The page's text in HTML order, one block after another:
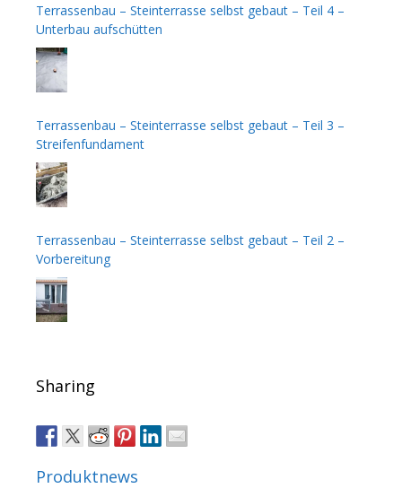
Terrassenbau – Steinterrasse selbst gebaut – Teil 4 –
Unterbau aufschütten
Terrassenbau – Steinterrasse selbst gebaut – Teil 3 –
Streifenfundament
Terrassenbau – Steinterrasse selbst gebaut – Teil 2 –
Vorbereitung
Sharing
Produktnews